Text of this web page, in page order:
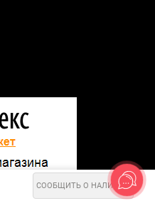
СООБЩИТЬ О НАЛИЧИИ
покупателей